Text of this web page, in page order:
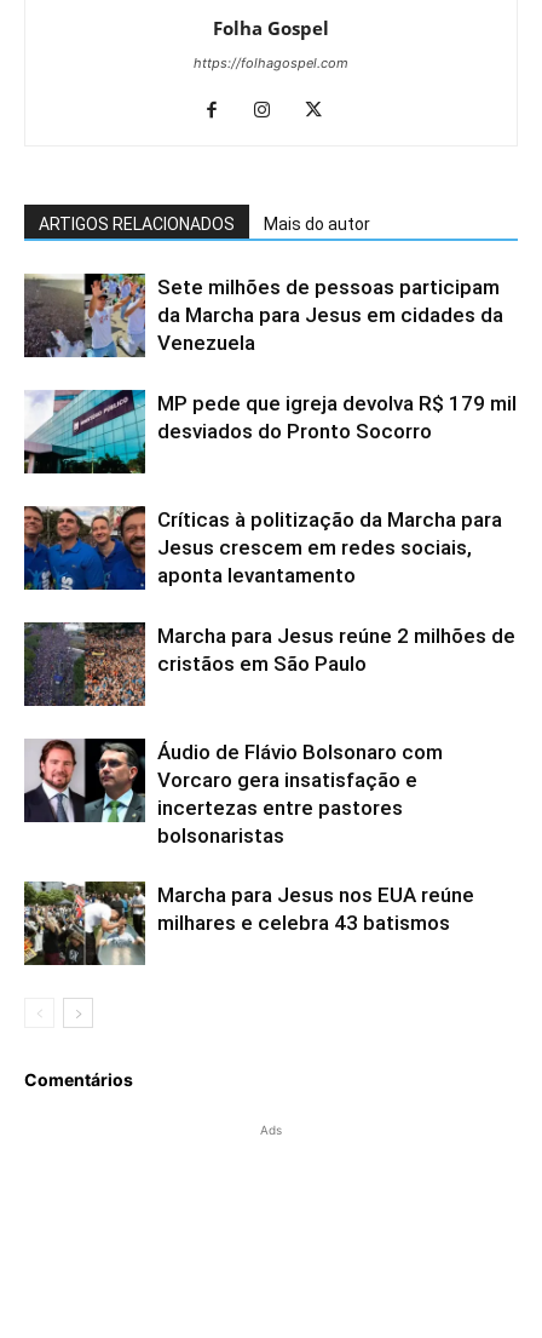
Folha Gospel
https://folhagospel.com
ARTIGOS RELACIONADOS Mais do autor
Sete milhões de pessoas participam
da Marcha para Jesus em cidades da
Venezuela
MP pede que igreja devolva R$ 179 mil
desviados do Pronto Socorro
Críticas à politização da Marcha para
Jesus crescem em redes sociais,
aponta levantamento
Marcha para Jesus reúne 2 milhões de
cristãos em São Paulo
Áudio de Flávio Bolsonaro com
Vorcaro gera insatisfação e
incertezas entre pastores
bolsonaristas
Marcha para Jesus nos EUA reúne
milhares e celebra 43 batismos
Comentários
Ads